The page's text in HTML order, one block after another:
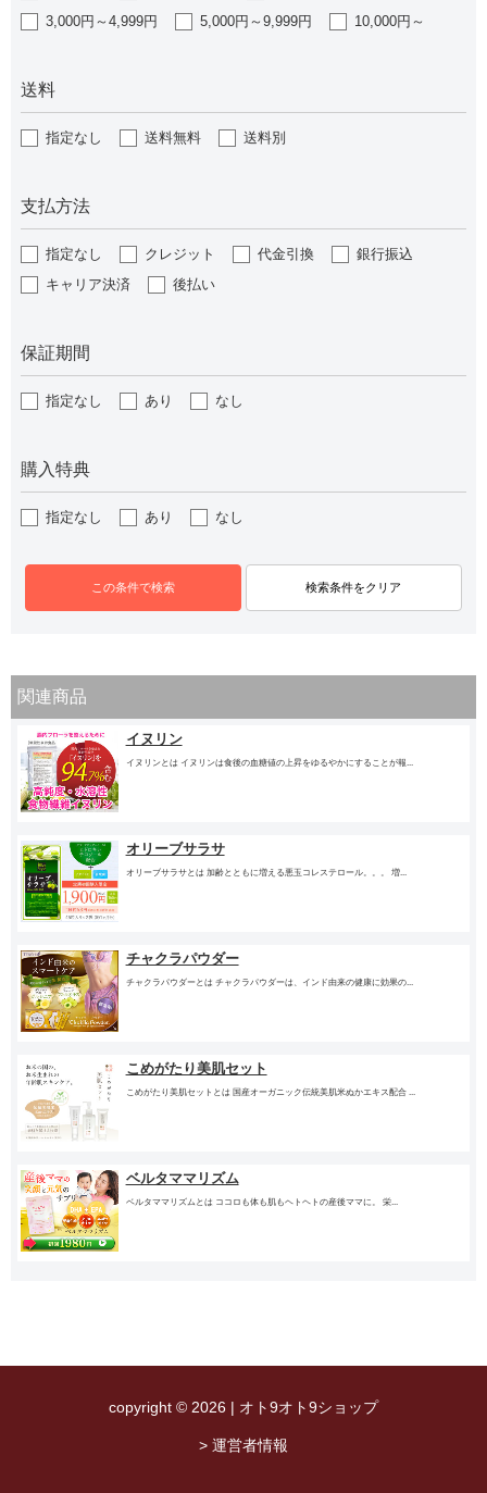
3,000円～4,999円
5,000円～9,999円 10,000円～
送料
指定なし 送料無料 送料別
支払方法
指定なし クレジット 代金引換
銀行振込
キャリア決済
後払い
保証期間
指定なし あり なし
購入特典
指定なし あり なし
関連商品
イヌリン
イヌリンとは イヌリンは食後の血糖値の上昇をゆるやかにすることが報...
オリーブサラサ
オリーブサラサとは 加齢とともに増える悪玉コレステロール。。。 増...
チャクラパウダー
チャクラパウダーとは チャクラパウダーは、インド由来の健康に効果の...
こめがたり美肌セット
こめがたり美肌セットとは 国産オーガニック伝統美肌米ぬかエキス配合 ...
ベルタママリズム
ベルタママリズムとは ココロも体も肌もヘトヘトの産後ママに。 栄...
copyright © 2026 | オト9オト9ショップ
> 運営者情報